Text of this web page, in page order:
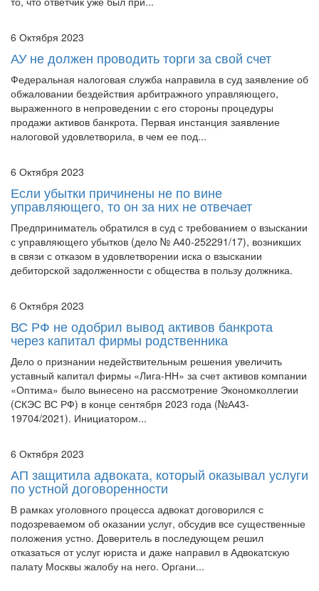
6 Октября 2023
Федеральная налоговая служба направила в суд заявление об
обжаловании бездействия арбитражного управляющего,
выраженного в непроведении с его стороны процедуры
продажи активов банкрота. Первая инстанция заявление
налоговой удовлетворила, в чем ее под...
6 Октября 2023
управляющего, то он за них не отвечает
Предприниматель обратился в суд с требованием о взыскании
с управляющего убытков (дело № А40-252291/17), возникших
в связи с отказом в удовлетворении иска о взыскании
дебиторской задолженности с общества в пользу должника.
6 Октября 2023
через капитал фирмы родственника
Дело о признании недействительным решения увеличить
уставный капитал фирмы «Лига-НН» за счет активов компании
«Оптима» было вынесено на рассмотрение Экономколлегии
(СКЭС ВС РФ) в конце сентября 2023 года (№А43-
19704/2021). Инициатором...
6 Октября 2023
по устной договоренности
В рамках уголовного процесса адвокат договорился с
подозреваемом об оказании услуг, обсудив все существенные
положения устно. Доверитель в последующем решил
отказаться от услуг юриста и даже направил в Адвокатскую
палату Москвы жалобу на него. Органи...
5 Октября 2023